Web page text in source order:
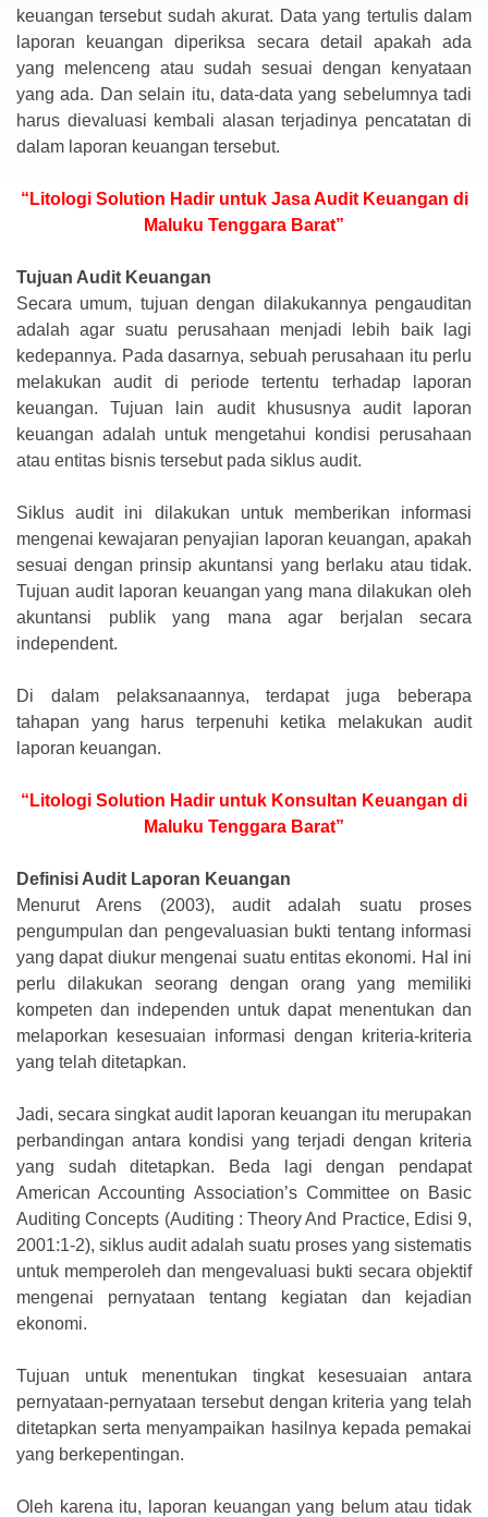
keuangan tersebut sudah akurat. Data yang tertulis dalam
laporan keuangan diperiksa secara detail apakah ada
yang melenceng atau sudah sesuai dengan kenyataan
yang ada. Dan selain itu, data-data yang sebelumnya tadi
harus dievaluasi kembali alasan terjadinya pencatatan di
dalam laporan keuangan tersebut.
“Litologi Solution Hadir untuk Jasa Audit Keuangan di
Maluku Tenggara Barat”
Tujuan Audit Keuangan
Secara umum, tujuan dengan dilakukannya pengauditan
adalah agar suatu perusahaan menjadi lebih baik lagi
kedepannya. Pada dasarnya, sebuah perusahaan itu perlu
melakukan audit di periode tertentu terhadap laporan
keuangan. Tujuan lain audit khususnya audit laporan
keuangan adalah untuk mengetahui kondisi perusahaan
atau entitas bisnis tersebut pada siklus audit.
Siklus audit ini dilakukan untuk memberikan informasi
mengenai kewajaran penyajian laporan keuangan, apakah
sesuai dengan prinsip akuntansi yang berlaku atau tidak.
Tujuan audit laporan keuangan yang mana dilakukan oleh
akuntansi publik yang mana agar berjalan secara
independent.
Di dalam pelaksanaannya, terdapat juga beberapa
tahapan yang harus terpenuhi ketika melakukan audit
laporan keuangan.
“Litologi Solution Hadir untuk Konsultan Keuangan di
Maluku Tenggara Barat”
Definisi Audit Laporan Keuangan
Menurut Arens (2003), audit adalah suatu proses
pengumpulan dan pengevaluasian bukti tentang informasi
yang dapat diukur mengenai suatu entitas ekonomi. Hal ini
perlu dilakukan seorang dengan orang yang memiliki
kompeten dan independen untuk dapat menentukan dan
melaporkan kesesuaian informasi dengan kriteria-kriteria
yang telah ditetapkan.
Jadi, secara singkat audit laporan keuangan itu merupakan
perbandingan antara kondisi yang terjadi dengan kriteria
yang sudah ditetapkan. Beda lagi dengan pendapat
American Accounting Association’s Committee on Basic
Auditing Concepts (Auditing : Theory And Practice, Edisi 9,
2001:1-2), siklus audit adalah suatu proses yang sistematis
untuk memperoleh dan mengevaluasi bukti secara objektif
mengenai pernyataan tentang kegiatan dan kejadian
ekonomi.
Tujuan untuk menentukan tingkat kesesuaian antara
pernyataan-pernyataan tersebut dengan kriteria yang telah
ditetapkan serta menyampaikan hasilnya kepada pemakai
yang berkepentingan.
Oleh karena itu, laporan keuangan yang belum atau tidak